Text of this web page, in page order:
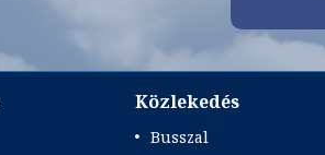
Közlekedés
Busszal